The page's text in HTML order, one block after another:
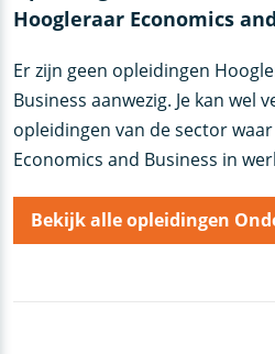
Hoogleraar Economics
Er zijn geen opleidingen
Business aanwezig. Je kan wel
opleidingen van de sector
Economics and Business in
Bekijk alle opleidingen